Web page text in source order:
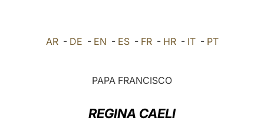
العربيّة AR- DE - EN - ES- FR- HR- IT- PT
PAPA FRANCISCO
REGINA CAELI